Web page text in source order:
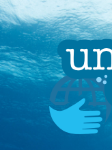
Skip
to
content